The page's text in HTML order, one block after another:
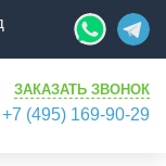
ЗАКАЗАТЬ ЗВОНОК
+7 (495) 169-90-29